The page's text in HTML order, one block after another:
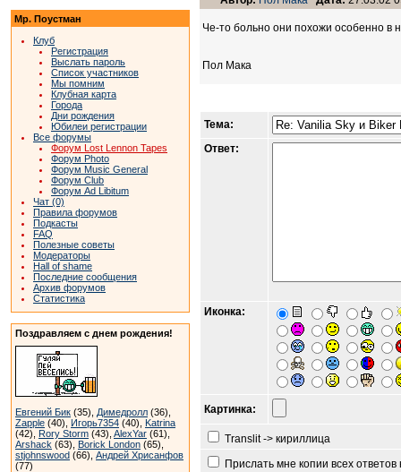
Мр. Поустман
Клуб
Регистрация
Выслать пароль
Список участников
Мы помним
Клубная карта
Города
Дни рождения
Юбилеи регистрации
Все форумы
Форум Lost Lennon Tapes
Форум Photo
Форум Music General
Форум Club
Форум Ad Libitum
Чат (0)
Правила форумов
Подкасты
FAQ
Полезные советы
Модераторы
Hall of shame
Последние сообщения
Архив форумов
Статистика
Поздравляем с днем рождения!
Евгений Бик (35), Димедролл (36),
Zapple (40), Игорь7354 (40), Katrina
(42), Rory Storm (43), AlexYar (61),
Arshack (63), Borick London (65),
stjohnswood (66), Андрей Хрисанфов
(77)
Че-то больно они похожи особенно в
Пол Мака
Тема:
Ответ:
Иконка:
Картинка:
Translit -> кириллица
Прислать мне копии всех